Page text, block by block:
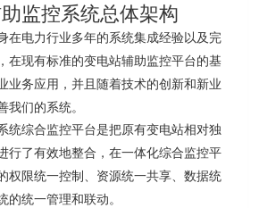
监控系统总体架构
在电力行业多年的系统集成经验以及完
在现有标准的变电站辅助监控平台的基
业务应用，并且随着技术的创新和新业
我们的系统。
统综合监控平台是把原有变电站相对独
行了有效地整合，在一体化综合监控平
权限统一控制、资源统一共享、数据统
的统一管理和联动。